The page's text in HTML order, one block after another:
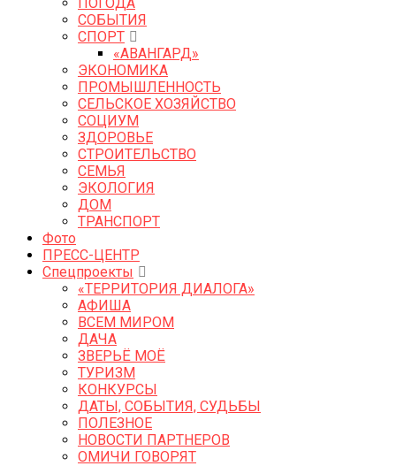
СОБЫТИЯ
СПОРТ
«АВАНГАРД»
ЭКОНОМИКА
ПРОМЫШЛЕННОСТЬ
СЕЛЬСКОЕ ХОЗЯЙСТВО
СОЦИУМ
ЗДОРОВЬЕ
СТРОИТЕЛЬСТВО
СЕМЬЯ
ЭКОЛОГИЯ
ДОМ
ТРАНСПОРТ
Фото
ПРЕСС-ЦЕНТР
Спецпроекты
«ТЕРРИТОРИЯ ДИАЛОГА»
АФИША
ВСЕМ МИРОМ
ДАЧА
ЗВЕРЬЁ МОЁ
ТУРИЗМ
КОНКУРСЫ
ДАТЫ, СОБЫТИЯ, СУДЬБЫ
ПОЛЕЗНОЕ
НОВОСТИ ПАРТНЕРОВ
ОМИЧИ ГОВОРЯТ